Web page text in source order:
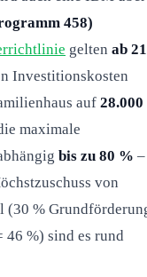
458)
gelten ab
Investitionskosten
auf 28.000
maximale
bis zu 80 % –
von
(30 %
%) sind es rund